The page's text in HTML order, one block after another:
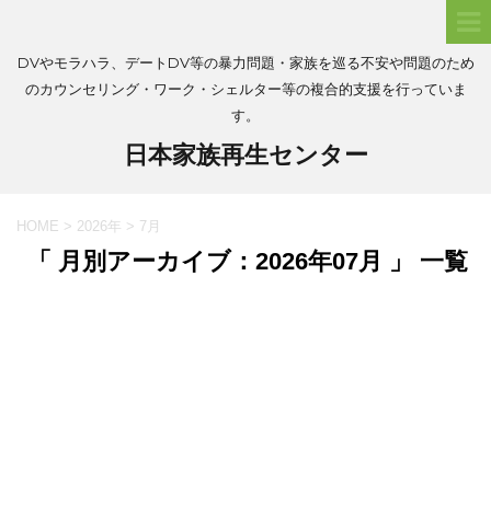
DVやモラハラ、デートDV等の暴力問題・家族を巡る不安や問題のため
のカウンセリング・ワーク・シェルター等の複合的支援を行っていま
す。
日本家族再生センター
HOME > 2026年 > 7月
「 月別アーカイブ：2026年07月 」 一覧